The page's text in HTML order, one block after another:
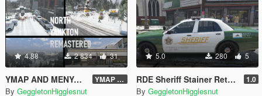
4.88 2 834 31
YMAP AND MENYOO| PROJECT LOS SANTOS 2025: North Yankton Remastered + Forest YMAP V2
By GeggletonHigglesnut
5.0 280 5
RDE Sheriff Stainer Retexture 1.0
By GeggletonHigglesnut